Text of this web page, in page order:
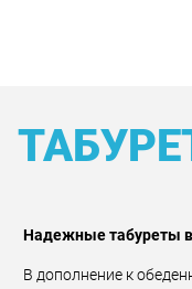
Надежные табуреты
В дополнение к